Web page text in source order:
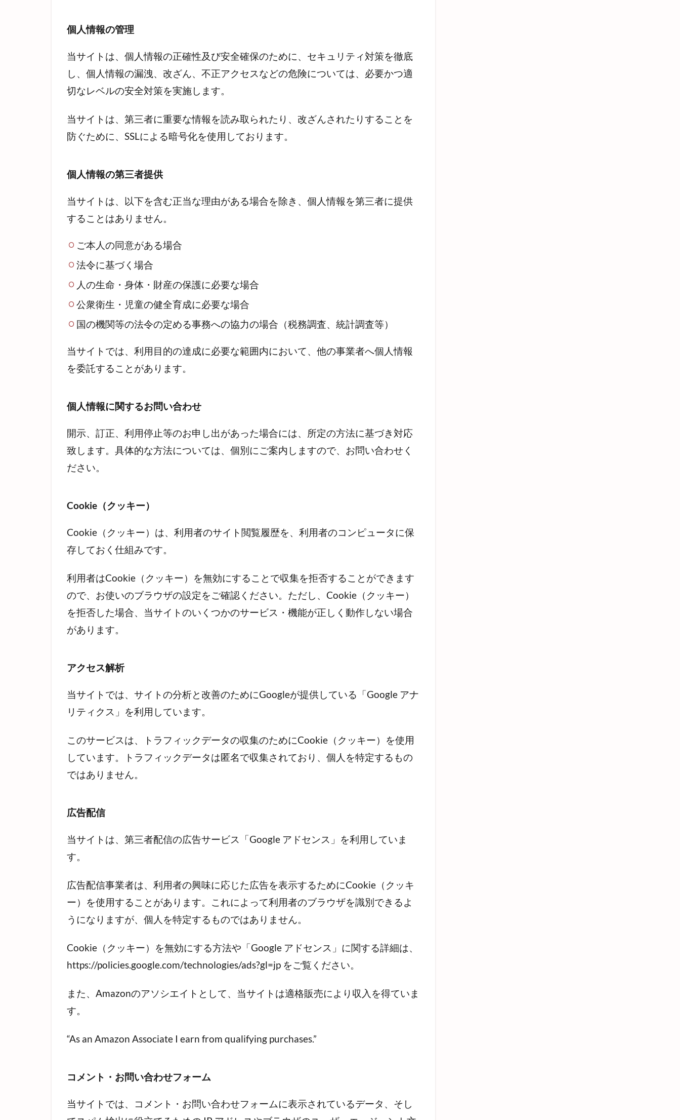
個人情報の管理
当サイトは、個人情報の正確性及び安全確保のために、セキュリティ対策を徹底
し、個人情報の漏洩、改ざん、不正アクセスなどの危険については、必要かつ適
切なレベルの安全対策を実施します。
当サイトは、第三者に重要な情報を読み取られたり、改ざんされたりすることを
防ぐために、SSLによる暗号化を使用しております。
個人情報の第三者提供
当サイトは、以下を含む正当な理由がある場合を除き、個人情報を第三者に提供
することはありません。
ご本人の同意がある場合
法令に基づく場合
人の生命・身体・財産の保護に必要な場合
公衆衛生・児童の健全育成に必要な場合
国の機関等の法令の定める事務への協力の場合（税務調査、統計調査等）
当サイトでは、利用目的の達成に必要な範囲内において、他の事業者へ個人情報
を委託することがあります。
個人情報に関するお問い合わせ
開示、訂正、利用停止等のお申し出があった場合には、所定の方法に基づき対応
致します。具体的な方法については、個別にご案内しますので、お問い合わせく
ださい。
Cookie（クッキー）
Cookie（クッキー）は、利用者のサイト閲覧履歴を、利用者のコンピュータに保
存しておく仕組みです。
利用者はCookie（クッキー）を無効にすることで収集を拒否することができます
ので、お使いのブラウザの設定をご確認ください。ただし、Cookie（クッキー）
を拒否した場合、当サイトのいくつかのサービス・機能が正しく動作しない場合
があります。
アクセス解析
当サイトでは、サイトの分析と改善のためにGoogleが提供している「Google アナ
リティクス」を利用しています。
このサービスは、トラフィックデータの収集のためにCookie（クッキー）を使用
しています。トラフィックデータは匿名で収集されており、個人を特定するもの
ではありません。
広告配信
当サイトは、第三者配信の広告サービス「Google アドセンス」を利用していま
す。
広告配信事業者は、利用者の興味に応じた広告を表示するためにCookie（クッキ
ー）を使用することがあります。これによって利用者のブラウザを識別できるよ
うになりますが、個人を特定するものではありません。
Cookie（クッキー）を無効にする方法や「Google アドセンス」に関する詳細は、
https://policies.google.com/technologies/ads?gl=jp をご覧ください。
また、Amazonのアソシエイトとして、当サイトは適格販売により収入を得ていま
す。
“As an Amazon Associate I earn from qualifying purchases.”
コメント・お問い合わせフォーム
当サイトでは、コメント・お問い合わせフォームに表示されているデータ、そし